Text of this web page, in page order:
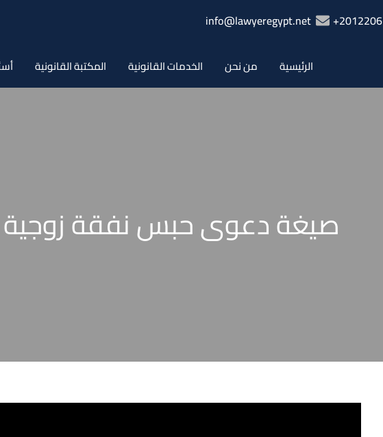
info@lawyeregypt.net
الرئيسية من نحن الخدمات القانونية المكتبة القانونية
صيغة دعوى حبس نفقة